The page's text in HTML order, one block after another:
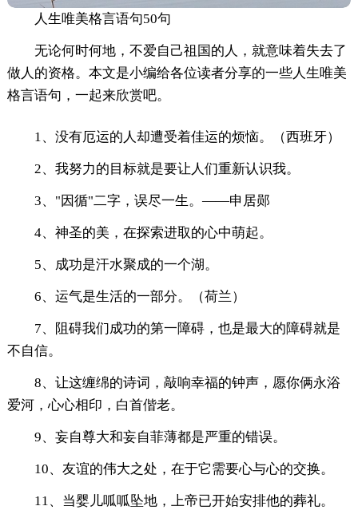
人生唯美格言语句50句
无论何时何地，不爱自己祖国的人，就意味着失去了
做人的资格。本文是小编给各位读者分享的一些人生唯美
格言语句，一起来欣赏吧。
1、没有厄运的人却遭受着佳运的烦恼。（西班牙）
2、我努力的目标就是要让人们重新认识我。
3、"因循"二字，误尽一生。——申居郧
4、神圣的美，在探索进取的心中萌起。
5、成功是汗水聚成的一个湖。
6、运气是生活的一部分。（荷兰）
7、阻碍我们成功的第一障碍，也是最大的障碍就是
不自信。
8、让这缠绵的诗词，敲响幸福的钟声，愿你俩永浴
爱河，心心相印，白首偕老。
9、妄自尊大和妄自菲薄都是严重的错误。
10、友谊的伟大之处，在于它需要心与心的交换。
11、当婴儿呱呱坠地，上帝已开始安排他的葬礼。